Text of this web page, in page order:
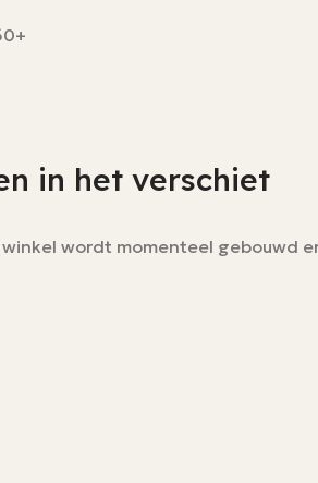
in het verschiet
wordt momenteel gebouwd